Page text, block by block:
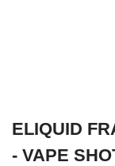
ELIQUID
- VAPE